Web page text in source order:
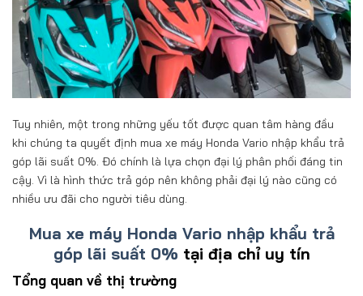
Tuy nhiên, một trong những yếu tốt được quan tâm hàng đầu
khi chúng ta quyết định mua xe máy Honda Vario nhập khẩu trả
góp lãi suất 0%. Đó chính là lựa chọn đại lý phân phối đáng tin
cậy. Vì là hình thức trả góp nên không phải đại lý nào cũng có
nhiều ưu đãi cho người tiêu dùng.
Mua xe máy Honda Vario nhập khẩu trả
góp lãi suất 0% tại địa chỉ uy tín
Tổng quan về thị trường